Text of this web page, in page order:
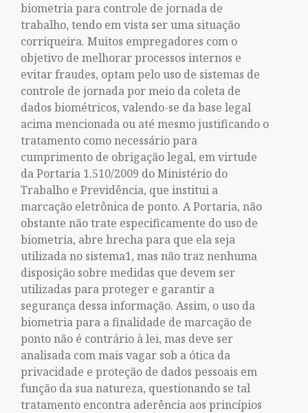
biometria para controle de jornada de
trabalho, tendo em vista ser uma situação
corriqueira. Muitos empregadores com o
objetivo de melhorar processos internos e
evitar fraudes, optam pelo uso de sistemas de
controle de jornada por meio da coleta de
dados biométricos, valendo-se da base legal
acima mencionada ou até mesmo justificando o
tratamento como necessário para
cumprimento de obrigação legal, em virtude
da Portaria 1.510/2009 do Ministério do
Trabalho e Previdência, que institui a
marcação eletrônica de ponto. A Portaria, não
obstante não trate especificamente do uso de
biometria, abre brecha para que ela seja
utilizada no sistema1, mas não traz nenhuma
disposição sobre medidas que devem ser
utilizadas para proteger e garantir a
segurança dessa informação. Assim, o uso da
biometria para a finalidade de marcação de
ponto não é contrário à lei, mas deve ser
analisada com mais vagar sob a ótica da
privacidade e proteção de dados pessoais em
função da sua natureza, questionando se tal
tratamento encontra aderência aos princípios